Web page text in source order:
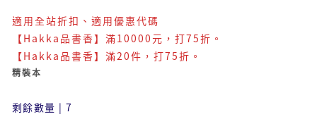
適用全站折扣、適用優惠代碼
【Hakka品書香】滿10000元，打75折。
【Hakka品書香】滿20件，打75折。
精裝本
剩餘數量 | 7